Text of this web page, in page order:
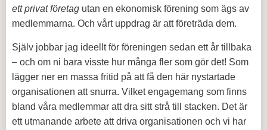
ett privat företag utan en ekonomisk förening som ägs av
medlemmarna. Och vårt uppdrag är att företräda dem.
Själv jobbar jag ideellt för föreningen sedan ett år tillbaka
– och om ni bara visste hur många fler som gör det! Som
lägger ner en massa fritid på att få den här nystartade
organisationen att snurra. Vilket engagemang som finns
bland våra medlemmar att dra sitt strå till stacken. Det är
ett utmanande arbete att driva organisationen och vi har